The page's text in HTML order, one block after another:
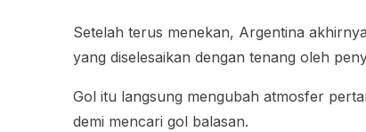
Setelah terus menekan, Argentina
yang diselesaikan dengan tenang oleh
Gol itu langsung mengubah atmosfer
demi mencari gol balasan.